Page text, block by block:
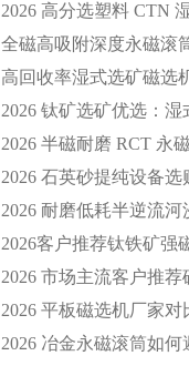
2026 平板磁选机厂家